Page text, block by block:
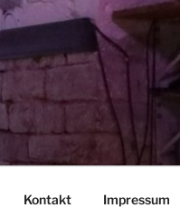
Kontakt Impressum